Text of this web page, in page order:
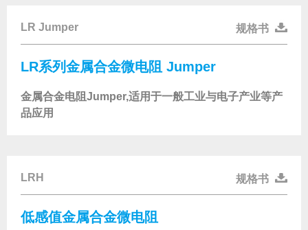
LR Jumper 规格书
LR系列金属合金微电阻 Jumper
金属合金电阻Jumper,适用于一般工业与电子产业等产
品应用
LRH 规格书
低感值金属合金微电阻